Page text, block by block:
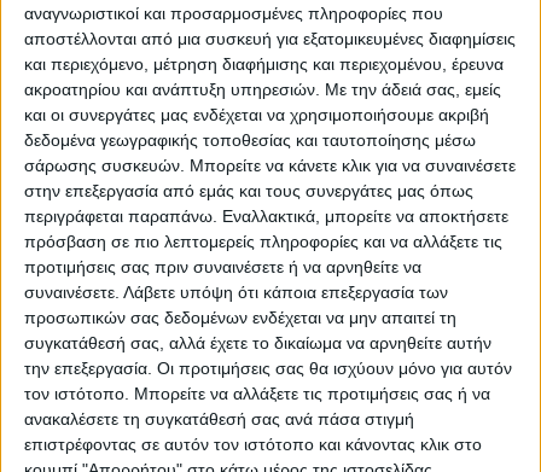
αναγνωριστικοί και προσαρμοσμένες πληροφορίες που
αποστέλλονται από μια συσκευή για εξατομικευμένες διαφημίσεις
και περιεχόμενο, μέτρηση διαφήμισης και περιεχομένου, έρευνα
ακροατηρίου και ανάπτυξη υπηρεσιών. Με την άδειά σας, εμείς
και οι συνεργάτες μας ενδέχεται να χρησιμοποιήσουμε ακριβή
δεδομένα γεωγραφικής τοποθεσίας και ταυτοποίησης μέσω
σάρωσης συσκευών. Μπορείτε να κάνετε κλικ για να συναινέσετε
στην επεξεργασία από εμάς και τους συνεργάτες μας όπως
περιγράφεται παραπάνω. Εναλλακτικά, μπορείτε να αποκτήσετε
πρόσβαση σε πιο λεπτομερείς πληροφορίες και να αλλάξετε τις
προτιμήσεις σας πριν συναινέσετε ή να αρνηθείτε να
συναινέσετε. Λάβετε υπόψη ότι κάποια επεξεργασία των
προσωπικών σας δεδομένων ενδέχεται να μην απαιτεί τη
συγκατάθεσή σας, αλλά έχετε το δικαίωμα να αρνηθείτε αυτήν
την επεξεργασία. Οι προτιμήσεις σας θα ισχύουν μόνο για αυτόν
τον ιστότοπο. Μπορείτε να αλλάξετε τις προτιμήσεις σας ή να
ανακαλέσετε τη συγκατάθεσή σας ανά πάσα στιγμή
επιστρέφοντας σε αυτόν τον ιστότοπο και κάνοντας κλικ στο
WEB TV
Προετοιμασία Δόξας Μασχολουρίου